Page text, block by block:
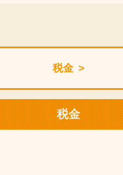
税金
税金